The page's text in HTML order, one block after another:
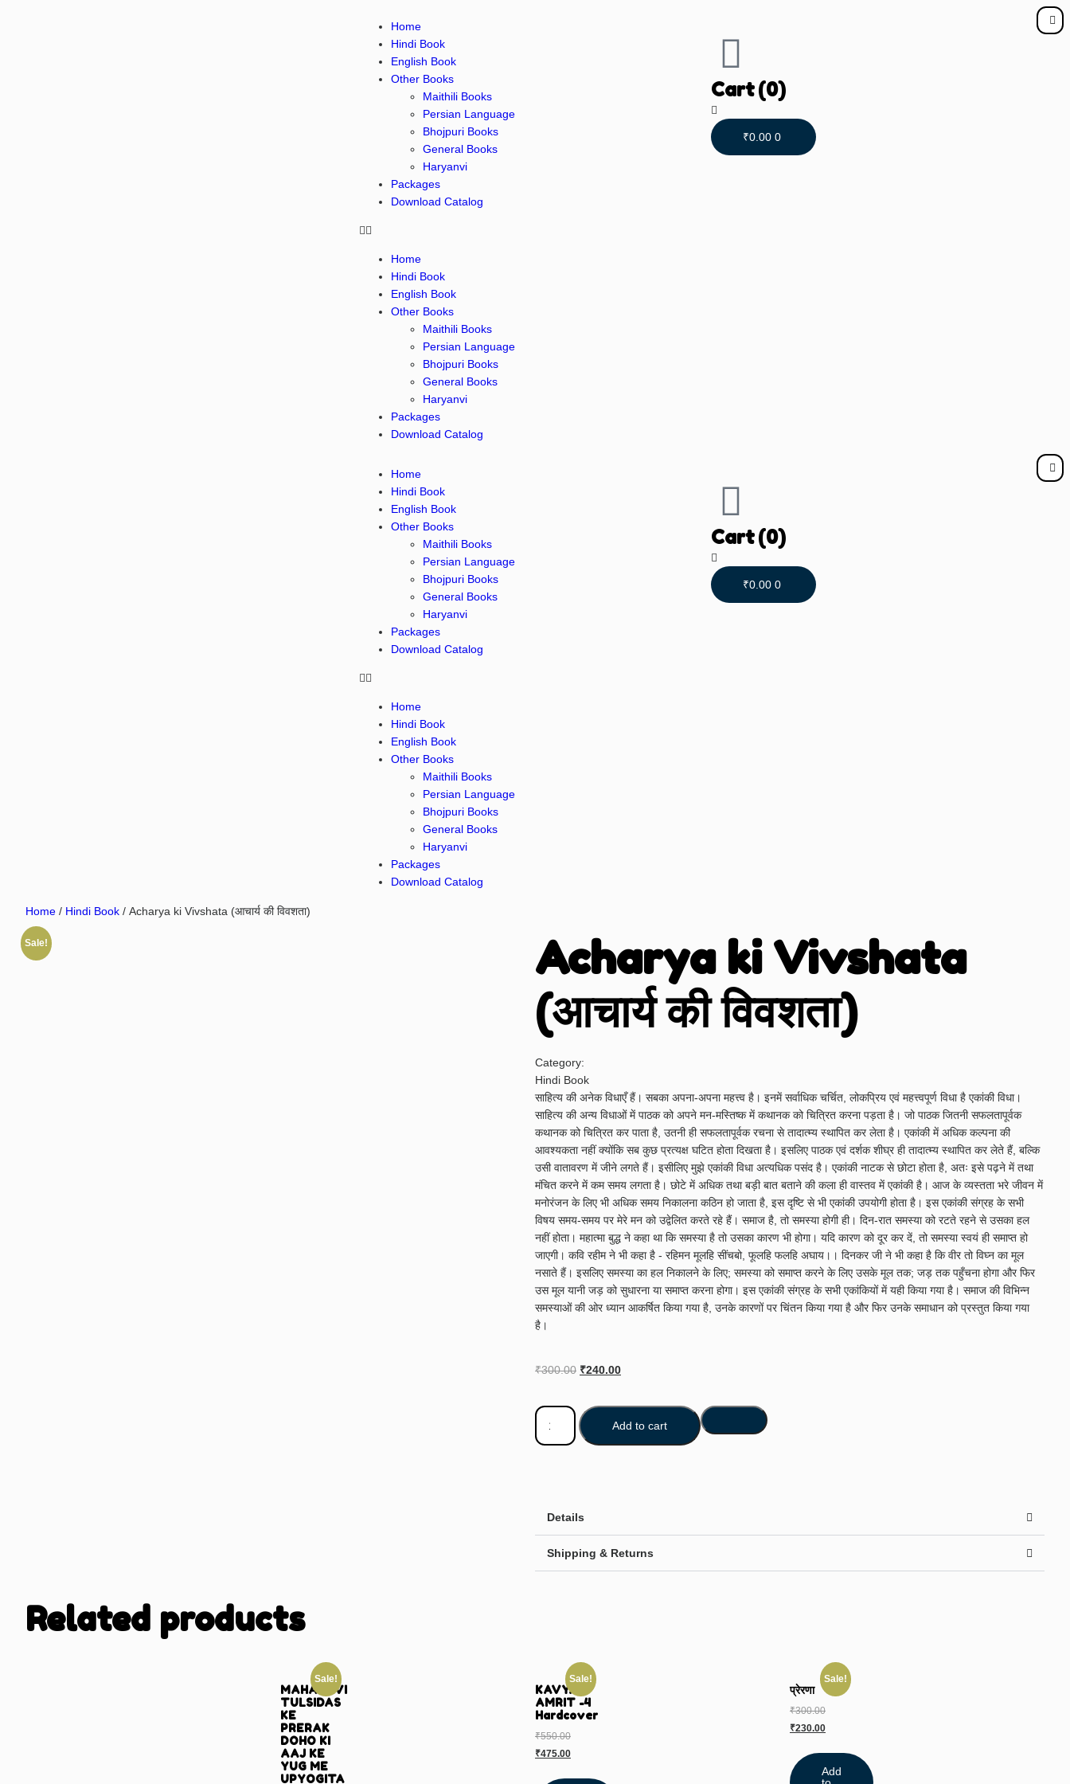
Home
Hindi Book
English Book
Other Books
Maithili Books
Persian Language
Bhojpuri Books
General Books
Haryanvi
Packages
Download Catalog
Home
Hindi Book
English Book
Other Books
Maithili Books
Persian Language
Bhojpuri Books
General Books
Haryanvi
Packages
Download Catalog
Cart(0)
₹0.00 0
Home
Hindi Book
English Book
Other Books
Maithili Books
Persian Language
Bhojpuri Books
General Books
Haryanvi
Packages
Download Catalog
Home
Hindi Book
English Book
Other Books
Maithili Books
Persian Language
Bhojpuri Books
General Books
Haryanvi
Packages
Download Catalog
Cart(0)
₹0.00 0
Home / Hindi Book / Acharya ki Vivshata (आचार्य की विवशता)
Sale!
Acharya ki Vivshata
(आचार्य की विवशता)
Category:
Hindi Book
साहित्य की अनेक विधाएँ हैं। सबका अपना-अपना महत्त्व है। इनमें सर्वाधिक चर्चित, लोकप्रिय एवं महत्त्वपूर्ण विधा है एकांकी विधा।
साहित्य की अन्य विधाओं में पाठक को अपने मन-मस्तिष्क में कथानक को चित्रित करना पड़ता है। जो पाठक जितनी सफलतापूर्वक
कथानक को चित्रित कर पाता है, उतनी ही सफलतापूर्वक रचना से तादात्म्य स्थापित कर लेता है। एकांकी में अधिक कल्पना की
आवश्यकता नहीं क्योंकि सब कुछ प्रत्यक्ष घटित होता दिखता है। इसलिए पाठक एवं दर्शक शीघ्र ही तादात्म्य स्थापित कर लेते हैं, बल्कि
उसी वातावरण में जीने लगते हैं। इसीलिए मुझे एकांकी विधा अत्यधिक पसंद है। एकांकी नाटक से छोटा होता है, अतः इसे पढ़ने में तथा
मंचित करने में कम समय लगता है। छोटे में अधिक तथा बड़ी बात बताने की कला ही वास्तव में एकांकी है। आज के व्यस्तता भरे जीवन में
मनोरंजन के लिए भी अधिक समय निकालना कठिन हो जाता है, इस दृष्टि से भी एकांकी उपयोगी होता है। इस एकांकी संग्रह के सभी
विषय समय-समय पर मेरे मन को उद्वेलित करते रहे हैं। समाज है, तो समस्या होगी ही। दिन-रात समस्या को रटते रहने से उसका हल
नहीं होता। महात्मा बुद्ध ने कहा था कि समस्या है तो उसका कारण भी होगा। यदि कारण को दूर कर दें, तो समस्या स्वयं ही समाप्त हो
जाएगी। कवि रहीम ने भी कहा है - रहिमन मूलहि सींचबो, फूलहि फलहि अघाय।। दिनकर जी ने भी कहा है कि वीर तो विघ्न का मूल
नसाते हैं। इसलिए समस्या का हल निकालने के लिए; समस्या को समाप्त करने के लिए उसके मूल तक; जड़ तक पहुँचना होगा और फिर
उस मूल यानी जड़ को सुधारना या समाप्त करना होगा। इस एकांकी संग्रह के सभी एकांकियों में यही किया गया है। समाज की विभिन्न
समस्याओं की ओर ध्यान आकर्षित किया गया है, उनके कारणों पर चिंतन किया गया है और फिर उनके समाधान को प्रस्तुत किया गया
है।
₹300.00 ₹240.00
Add to cart
Details
Shipping & Returns
Related products
Sale!
MAHAKAVI
TULSIDAS
KE
PRERAK
DOHO KI
AAJ KE
YUG ME
UPYOGITA
Sale!
KAVYA
AMRIT -4
Hardcover
₹550.00
₹475.00
Sale!
प्रेरणा
₹300.00
₹230.00
Add